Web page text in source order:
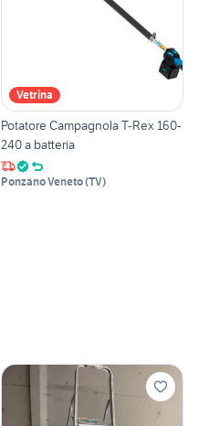
Vetrina
Potatore Campagnola T-Rex 160-
240 a batteria
Ponzano Veneto(TV)